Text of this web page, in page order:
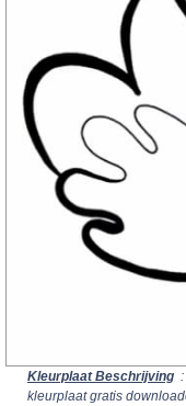
Kleurplaat Beschrijving
kleurplaat gratis